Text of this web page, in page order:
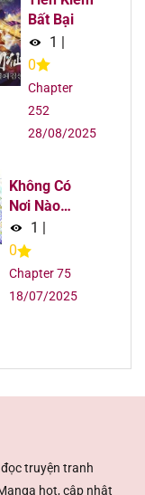
13/08/2025
13/08/2025
13/08/2025
13/08/2025
13/08/2025
Bất Bại
1 |
0
Chapter
252
28/08/2025
Không Có
Nơi Nào
Dành Cho
Công Chúa
Giả Mạo
1
0
Chapter 75
18/07/2025
đọc truyện tranh
hot, cập nhật